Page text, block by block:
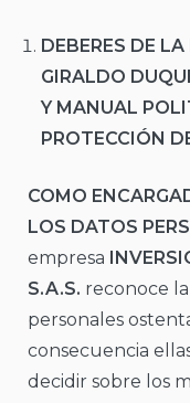
DEBERES DE
GIRALDO
Y MANUAL
PROTECCIÓN
COMO
LOS DATOS
empresa
S.A.S. reconoce
personales
consecuencia
decidir sobre los